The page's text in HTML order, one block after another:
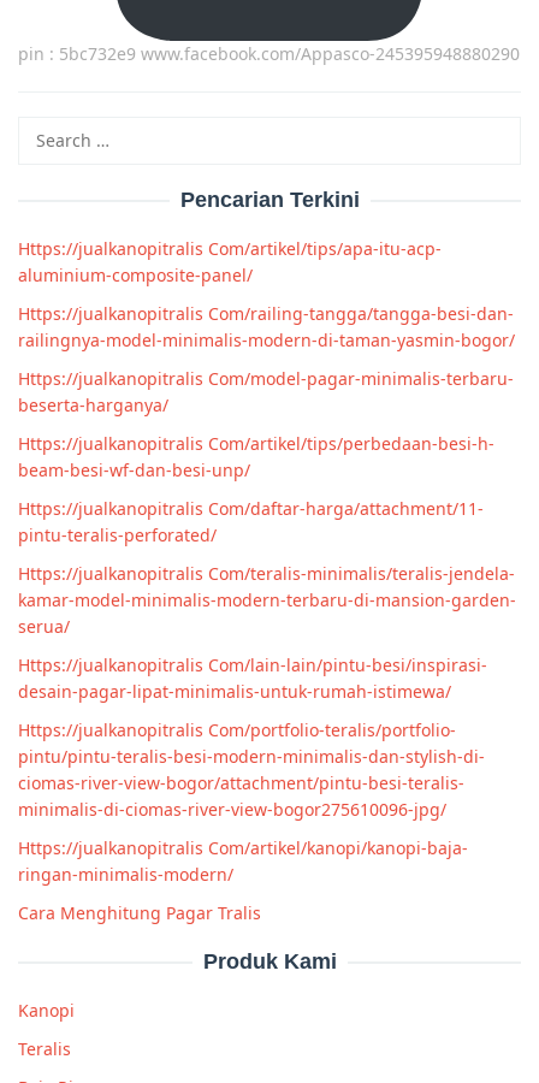
pin : 5bc732e9 www.facebook.com/Appasco-245395948880290
Pencarian Terkini
Https://jualkanopitralis Com/artikel/tips/apa-itu-acp-
aluminium-composite-panel/
Https://jualkanopitralis Com/railing-tangga/tangga-besi-dan-
railingnya-model-minimalis-modern-di-taman-yasmin-bogor/
Https://jualkanopitralis Com/model-pagar-minimalis-terbaru-
beserta-harganya/
Https://jualkanopitralis Com/artikel/tips/perbedaan-besi-h-
beam-besi-wf-dan-besi-unp/
Https://jualkanopitralis Com/daftar-harga/attachment/11-
pintu-teralis-perforated/
Https://jualkanopitralis Com/teralis-minimalis/teralis-jendela-
kamar-model-minimalis-modern-terbaru-di-mansion-garden-
serua/
Https://jualkanopitralis Com/lain-lain/pintu-besi/inspirasi-
desain-pagar-lipat-minimalis-untuk-rumah-istimewa/
Https://jualkanopitralis Com/portfolio-teralis/portfolio-
pintu/pintu-teralis-besi-modern-minimalis-dan-stylish-di-
ciomas-river-view-bogor/attachment/pintu-besi-teralis-
minimalis-di-ciomas-river-view-bogor275610096-jpg/
Https://jualkanopitralis Com/artikel/kanopi/kanopi-baja-
ringan-minimalis-modern/
Cara Menghitung Pagar Tralis
Produk Kami
Kanopi
Teralis